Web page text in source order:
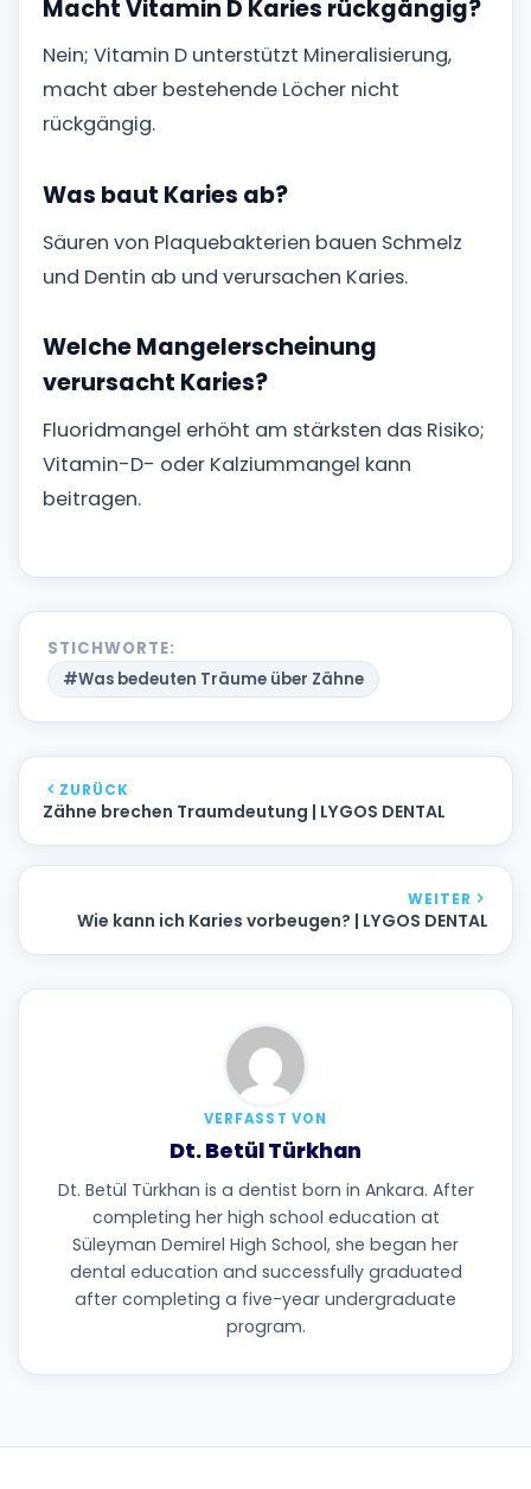
Macht Vitamin D Karies rückgängig?
Nein; Vitamin D unterstützt Mineralisierung,
macht aber bestehende Löcher nicht
rückgängig.
Was baut Karies ab?
Säuren von Plaquebakterien bauen Schmelz
und Dentin ab und verursachen Karies.
Welche Mangelerscheinung
verursacht Karies?
Fluoridmangel erhöht am stärksten das Risiko;
Vitamin-D- oder Kalziummangel kann
beitragen.
STICHWORTE:
#Was bedeuten Träume über Zähne
ZURÜCK
Zähne brechen Traumdeutung | LYGOS DENTAL
WEITER
Wie kann ich Karies vorbeugen? | LYGOS DENTAL
VERFASST VON
Dt. Betül Türkhan
Dt. Betül Türkhan is a dentist born in Ankara. After
completing her high school education at
Süleyman Demirel High School, she began her
dental education and successfully graduated
after completing a five-year undergraduate
program.